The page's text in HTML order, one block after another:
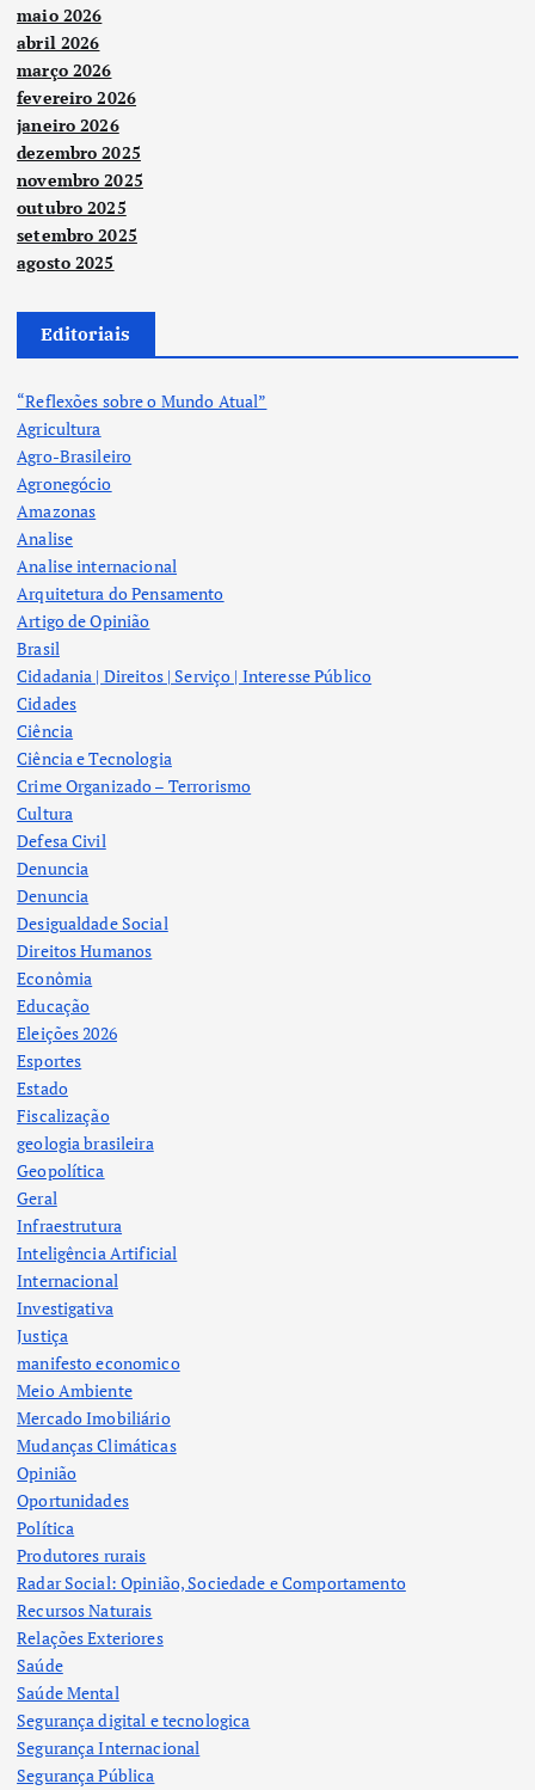
maio 2026
abril 2026
março 2026
fevereiro 2026
janeiro 2026
dezembro 2025
novembro 2025
outubro 2025
setembro 2025
agosto 2025
Editoriais
“Reflexões sobre o Mundo Atual”
Agricultura
Agro-Brasileiro
Agronegócio
Amazonas
Analise
Analise internacional
Arquitetura do Pensamento
Artigo de Opinião
Brasil
Cidadania | Direitos | Serviço | Interesse Público
Cidades
Ciência
Ciência e Tecnologia
Crime Organizado – Terrorismo
Cultura
Defesa Civil
Denuncia
Denuncia
Desigualdade Social
Direitos Humanos
Econômia
Educação
Eleições 2026
Esportes
Estado
Fiscalização
geologia brasileira
Geopolítica
Geral
Infraestrutura
Inteligência Artificial
Internacional
Investigativa
Justiça
manifesto economico
Meio Ambiente
Mercado Imobiliário
Mudanças Climáticas
Opinião
Oportunidades
Política
Produtores rurais
Radar Social: Opinião, Sociedade e Comportamento
Recursos Naturais
Relações Exteriores
Saúde
Saúde Mental
Segurança digital e tecnologica
Segurança Internacional
Segurança Pública